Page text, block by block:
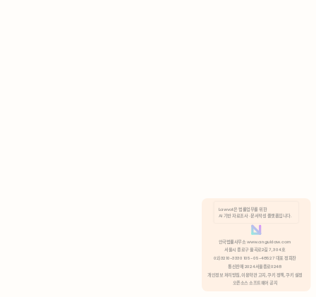
분석 쿠키 허용
Lawvot은 법률업무를 위한
AI 기반 자료조사 · 문서작성 플랫폼입니다.
안국법률사무소 www.anguklaw.com
서울시 종로구 율곡로2길 7, 304호
02)3210-3330 105-05-48527 대표 정희찬
통신판매 2024서울종로0248
개인정보 처리방침, 이용약관 고지, 쿠키 정책, 쿠키 설정
오픈소스 소프트웨어 공지